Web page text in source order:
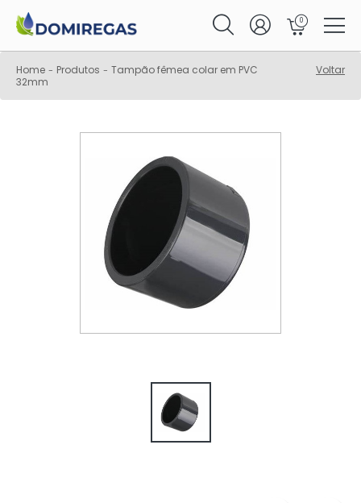
0
Home - Produtos - Tampão fêmea colar em PVC
32mm
Voltar